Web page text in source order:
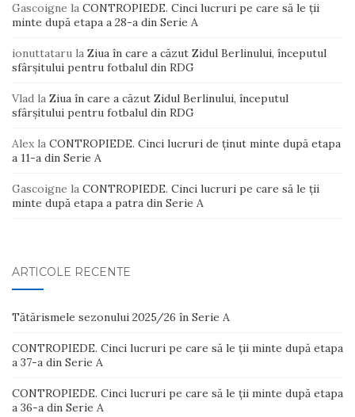
Gascoigne la CONTROPIEDE. Cinci lucruri pe care să le ții
minte după etapa a 28-a din Serie A
ionuttataru la Ziua în care a căzut Zidul Berlinului, începutul
sfârșitului pentru fotbalul din RDG
Vlad la Ziua în care a căzut Zidul Berlinului, începutul
sfârșitului pentru fotbalul din RDG
Alex la CONTROPIEDE. Cinci lucruri de ținut minte după etapa
a 11-a din Serie A
Gascoigne la CONTROPIEDE. Cinci lucruri pe care să le ții
minte după etapa a patra din Serie A
ARTICOLE RECENTE
Tătărismele sezonului 2025/26 în Serie A
CONTROPIEDE. Cinci lucruri pe care să le ții minte după etapa
a 37-a din Serie A
CONTROPIEDE. Cinci lucruri pe care să le ții minte după etapa
a 36-a din Serie A